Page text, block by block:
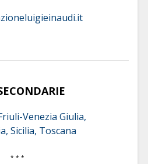
Venezia Giulia,
Sicilia, Toscana
* * *